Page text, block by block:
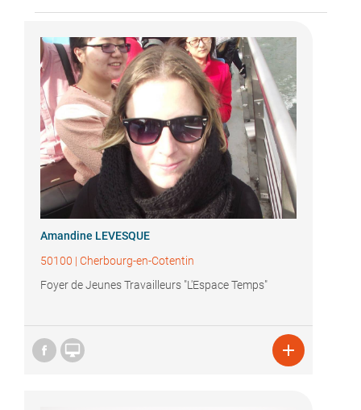
Amandine LEVESQUE
50100 | Cherbourg-en-Cotentin
Foyer de Jeunes Travailleurs "L'Espace Temps"
 